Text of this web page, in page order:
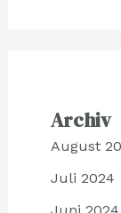
Archiv
August
Juli 2024